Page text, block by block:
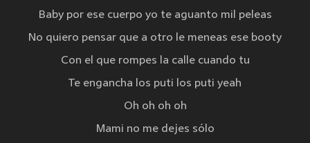
Baby por ese cuerpo yo te aguanto mil peleas
No quiero pensar que a otro le meneas ese booty
Con el que rompes la calle cuando tu
Te engancha los puti los puti yeah
Oh oh oh oh
Mami no me dejes sólo